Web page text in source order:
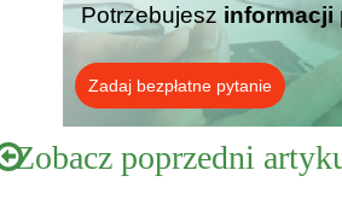
Potrzebujesz informacji
Zadaj bezpłatne pytanie
Zobacz poprzedni